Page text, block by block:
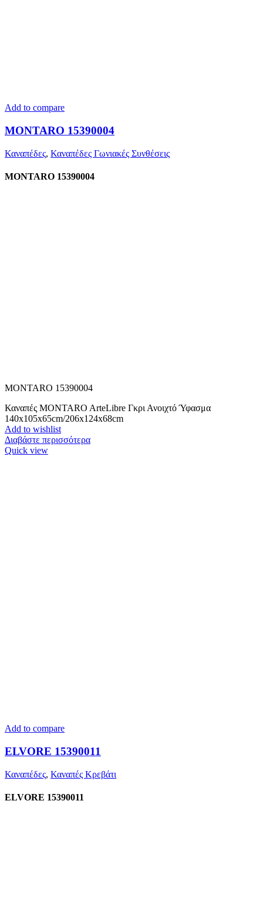
Add to compare
MONTARO 15390004
Καναπέδες, Καναπέδες Γωνιακές Συνθέσεις
MONTARO 15390004
MONTARO 15390004
Καναπές MONTARO ArteLibre Γκρι Ανοιχτό Ύφασμα
140x105x65cm/206x124x68cm
Add to wishlist
Διαβάστε περισσότερα
Quick view
Add to compare
ELVORE 15390011
Καναπέδες, Καναπές Κρεβάτι
ELVORE 15390011